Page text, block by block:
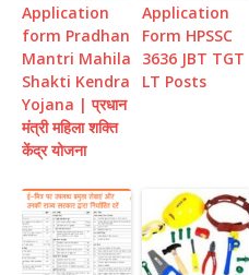
Application
form Pradhan
Mantri Mahila
Shakti Kendra
Yojana | प्रधान
मंत्री महिला शक्ति
केंद्र योजना
Application
Form HPSSC
3636 JBT TGT
LT Posts